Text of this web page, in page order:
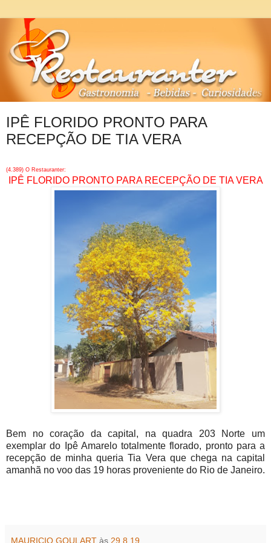
IPÊ FLORIDO PRONTO PARA
RECEPÇÃO DE TIA VERA
(4.389) O Restauranter:
IPÊ FLORIDO PRONTO PARA RECEPÇÃO DE TIA VERA
Bem no coração da capital, na quadra 203 Norte um
exemplar do Ipê Amarelo totalmente florado, pronto para a
recepção de minha queria Tia Vera que chega na capital
amanhã no voo das 19 horas proveniente do Rio de Janeiro.
MAURICIO GOULART às 29.8.19